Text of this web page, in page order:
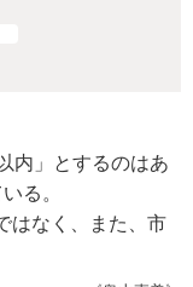
内」とするのはあ
る。
はなく、また、市